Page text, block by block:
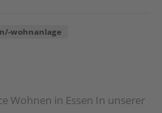
wohnanlage
Wohnen in Essen In unserer